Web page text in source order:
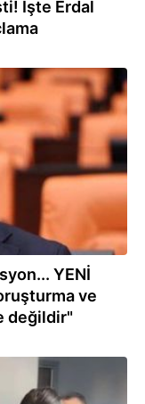
İşte Erdal
YENİ
ve
değildir"